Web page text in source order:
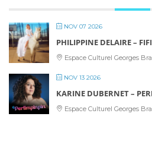
NOV 07 2026
PHILIPPINE DELAIRE –
Espace Culturel Georges
NOV 13 2026
KARINE DUBERNET –
Espace Culturel Georges